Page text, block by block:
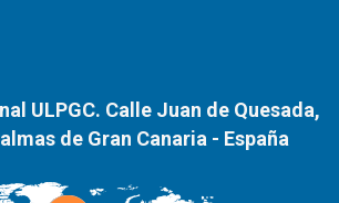
ULPGC. Calle Juan de Quesada,
de Gran Canaria - España